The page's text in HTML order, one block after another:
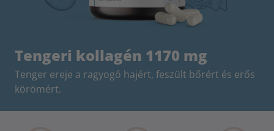
Tengeri kollagén 1170 mg
Tenger ereje a ragyogó hajért, feszült bőrért és erős
körömért.